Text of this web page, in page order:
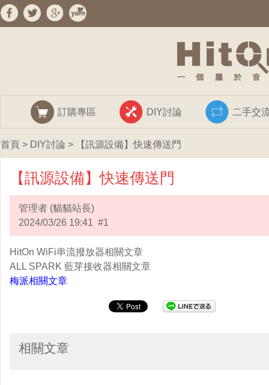
訂購專區 DIY討論 二手交
首頁 > DIY討論 > 【訊源設備】快速傳送門
【訊源設備】快速傳送門
管理者 (貓貓站長)
2024/03/26 19:41 #1
HitOn WiFi串流撥放器相關文章
ALL SPARK 藍芽接收器相關文章
梅派相關文章
相關文章